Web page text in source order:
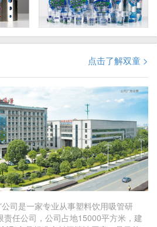
点击了解双童 >
司是一家专业从事塑料饮用吸管研
责任公司，公司占地15000平方米，建